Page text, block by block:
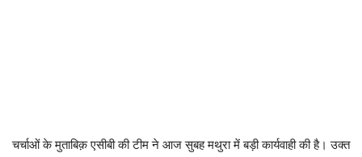
चर्चाओं के मुताबिक़ एसीबी की टीम ने आज सुबह मथुरा में बड़ी कार्यवाही की है। उक्त